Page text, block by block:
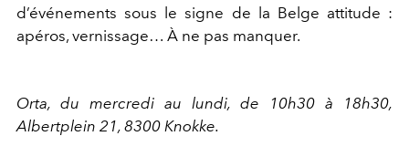
d’événements sous le signe de la Belge attitude :
apéros, vernissage… À ne pas manquer.
Orta, du mercredi au lundi, de 10h30 à 18h30,
Albertplein 21, 8300 Knokke.